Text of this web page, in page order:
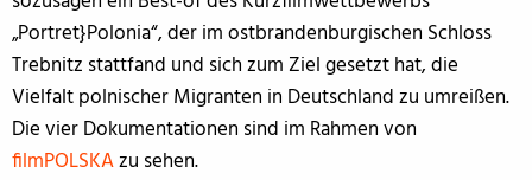
„Portret}Polonia“, der im ostbrandenburgischen Schloss
Trebnitz stattfand und sich zum Ziel gesetzt hat, die
Vielfalt polnischer Migranten in Deutschland zu umreißen.
Die vier Dokumentationen sind im Rahmen von
filmPOLSKAzu sehen.